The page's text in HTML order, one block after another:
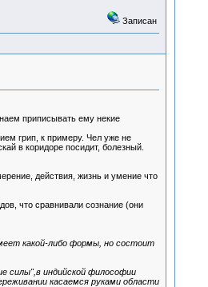
Записан
приписывать ему некие
грип, к примеру. Чел уже не
в коридоре посидит, болезный.
действия, жизнь и умение что
что сравнивали сознание (они
какой-либо формы, но состоит
силы",в индийской философии
касаемся руками области